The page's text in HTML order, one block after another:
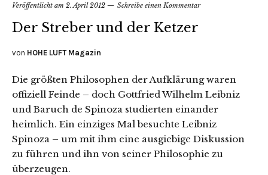
Veröffentlicht am 2. April 2012 Schreibe einen Kommentar
Der Streber und der Ketzer
von HOHE LUFT Magazin
Die größten Philosophen der Aufklärung waren
offiziell Feinde – doch Gottfried Wilhelm Leibniz
und Baruch de Spinoza studierten einander
heimlich. Ein einziges Mal besuchte Leibniz
Spinoza – um mit ihm eine ausgiebige Diskussion
zu führen und ihn von seiner Philosophie zu
überzeugen.